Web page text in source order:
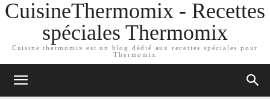
CuisineThermomix - Recettes
spéciales Thermomix
Cuisine thermomix est un blog dédié aux recettes spéciales pour
Thermomix